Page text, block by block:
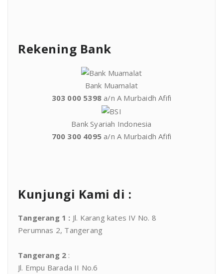
Rekening Bank
Bank Muamalat
303 000 5398 a/n A Murbaidh Afifi
Bank Syariah Indonesia
700 300 4095 a/n A Murbaidh Afifi
Kunjungi Kami di :
Tangerang 1 : Jl. Karang kates IV No. 8
Perumnas 2, Tangerang
Tangerang 2 :
Jl. Empu Barada II No.6